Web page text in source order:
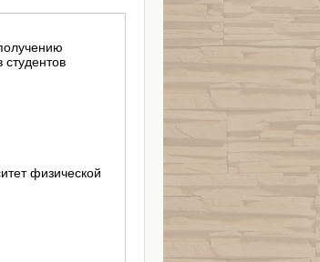
физической